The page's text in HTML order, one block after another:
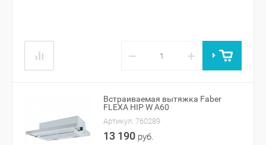
− +
Встраиваемая вытяжка Faber
FLEXA HIP W A60
Артикул: 760289
13 190 руб.